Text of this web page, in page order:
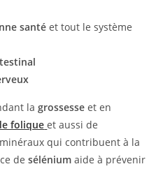
santé et tout le système
lagrossesse et en
folique et aussi de
qui contribuent à la
desélénium aide à prévenir